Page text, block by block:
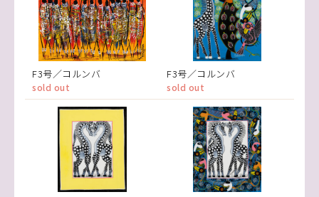
F3号／コルンバ
sold out
F3号／コルンバ
sold out